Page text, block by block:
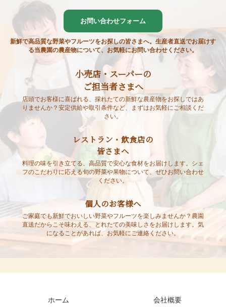
お問い合わせフォーム
新鮮で高品質な野菜やフルーツをお探しの皆さまへ。生産者直送でお届けす
る当農園の農産物について、お気軽にお問い合わせください。
小売店・スーパーの
ご担当者さまへ
店頭でお客様に喜ばれる、採れたての新鮮な農産物をお探しではあ
りませんか？安定供給や取引条件など、まずはお気軽にご相談くだ
さい。
レストラン・飲食店の
皆さまへ
料理の味を引き立てる、高品質で安心な食材をお届けします。シェ
フのこだわりに応える旬の野菜や果物について、ぜひお問い合わせ
ください。
個人のお客様へ
ご家庭でも新鮮でおいしい野菜やフルーツを楽しみませんか？農園
直送だからこそ味わえる、とれたての美味しさをお届けします。気
になることがあれば、お気軽にご連絡ください。
ホーム 会社概要